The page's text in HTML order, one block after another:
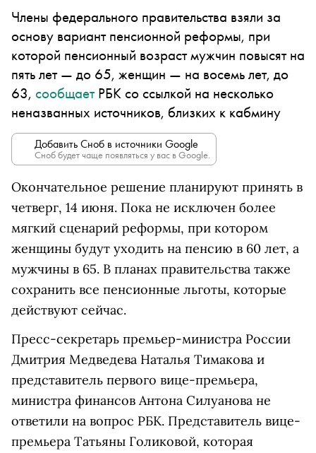
Члены федерального правительства взяли за
основу вариант пенсионной реформы, при
которой пенсионный возраст мужчин повысят на
пять лет — до 65, женщин — на восемь лет, до
63, сообщаетРБК со ссылкой на несколько
неназванных источников, близких к кабмину
Добавить Сноб в источники Google
Сноб будет чаще появляться у вас в Google.
Окончательное решение планируют принять в
четверг, 14 июня. Пока не исключен более
мягкий сценарий реформы, при котором
женщины будут уходить на пенсию в 60 лет, а
мужчины в 65. В планах правительства также
сохранить все пенсионные льготы, которые
действуют сейчас.
Пресс-секретарь премьер-министра России
Дмитрия Медведева Наталья Тимакова и
представитель первого вице-премьера,
министра финансов Антона Силуанова не
ответили на вопрос РБК. Представитель вице-
премьера Татьяны Голиковой, которая